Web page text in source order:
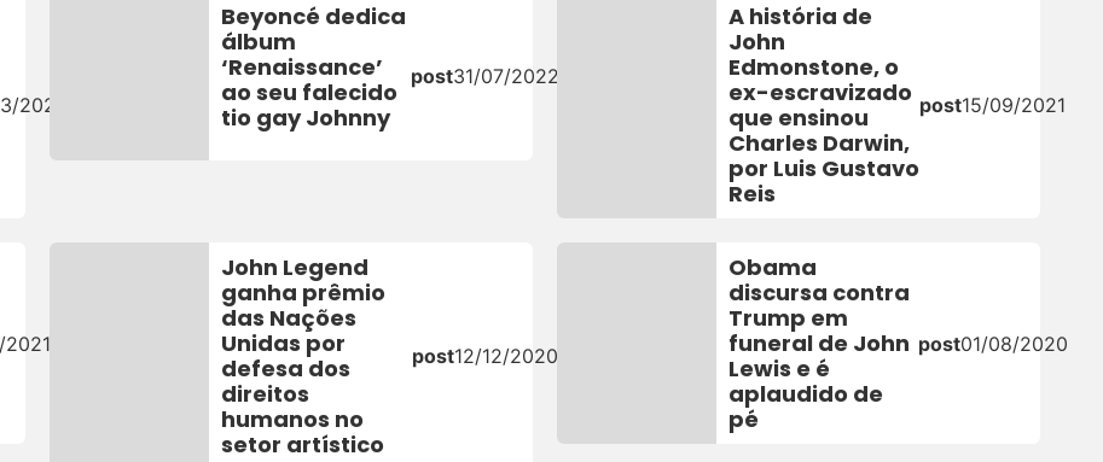
2023
Beyoncé dedica
álbum
‘Renaissance’
ao seu falecido
tio gay Johnny
post31/07/2022
A história de
John
Edmonstone, o
ex-escravizado
que ensinou
Charles Darwin,
por Luis Gustavo
Reis
post15/09/2021
John Legend
ganha prêmio
das Nações
Unidas por
defesa dos
direitos
humanos no
setor artístico
post12/12/2020
Obama
discursa contra
Trump em
funeral de John
Lewis e é
aplaudido de
pé
post01/08/2020